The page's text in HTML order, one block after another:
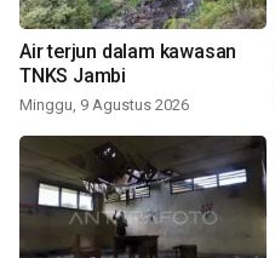
Air terjun dalam kawasan
TNKS Jambi
Minggu, 9 Agustus 2026